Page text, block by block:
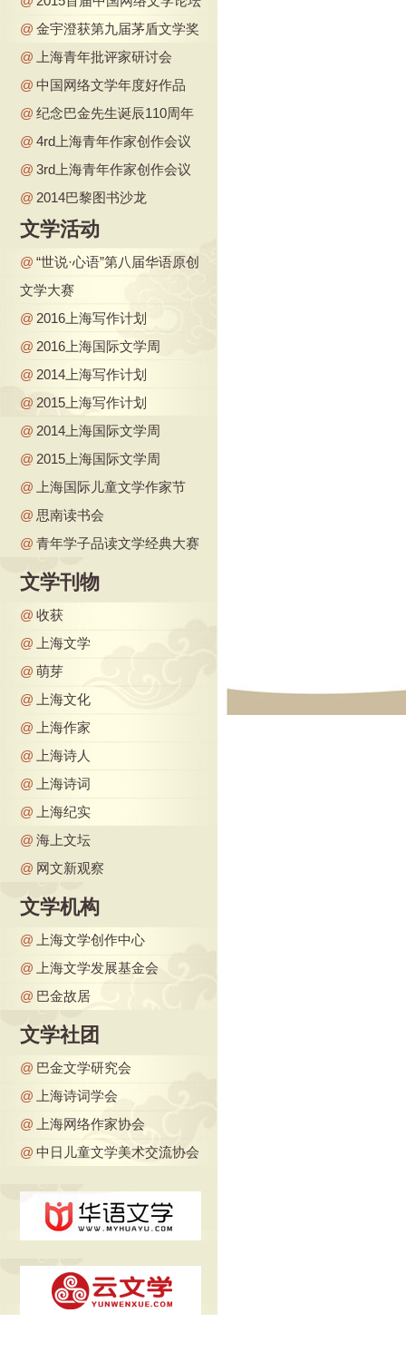
@ 金宇澄获第九届茅盾文学奖
@
上海青年批评家研讨会
@ 中国网络文学年度好作品
@ 纪念巴金先生诞辰110周年
@ 4rd上海青年作家创作会议
@ 3rd上海青年作家创作会议
@ 2014巴黎图书沙龙
文学活动
@ “世说·心语”第八届华语原创
文学大赛
@ 2016上海写作计划
@ 2016上海国际文学周
@ 2014上海写作计划
@ 2015上海写作计划
@ 2014上海国际文学周
@ 2015上海国际文学周
@
上海国际儿童文学作家节
@ 思南读书会
@ 青年学子品读文学经典大赛
文学刊物
@ 收获
@
上海文学
@ 萌芽
@
上海文化
@
上海作家
@
上海诗人
@
上海诗词
@
上海纪实
@ 海上文坛
@ 网文新观察
文学机构
@
上海文学创作中心
@
上海文学发展基金会
@ 巴金故居
文学社团
@ 巴金文学研究会
@
上海诗词学会
@
上海网络作家协会
@ 中日儿童文学美术交流协会